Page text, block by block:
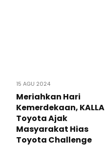
15 AGU 2024
Meriahkan Hari
Kemerdekaan, KALLA
Toyota Ajak
Masyarakat Hias
Toyota Challenge